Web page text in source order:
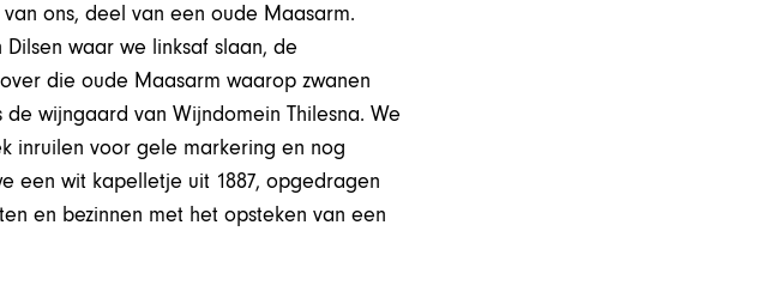
ons, deel van een oude Maasarm.
waar we linksaf slaan, de
die oude Maasarm waarop zwanen
wijngaard van Wijndomein Thilesna. We
inruilen voor gele markering en nog
een wit kapelletje uit 1887, opgedragen
en bezinnen met het opsteken van een